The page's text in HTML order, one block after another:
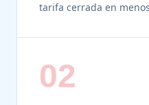
tarifa cerrada en
02